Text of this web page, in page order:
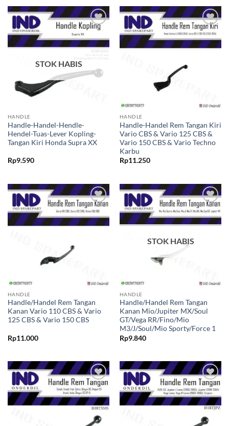
Tambahkan
ke Wishlist
STOK HABIS
HANDLE
Handle-Handel-Hendle-
Hendel-Tuas-Lever Kopling-
Tangan Kiri Honda Supra XX
Rp9.590
Tambahkan
ke Wishlist
HANDLE
Handle-Handel Rem Tangan Kiri
Vario CBS & Vario 125 CBS &
Vario 150 CBS & Vario Techno
Karbu
Rp11.250
Tambahkan
ke Wishlist
HANDLE
Handle/Handel Rem Tangan
Kanan Vario 110 CBS & Vario
125 CBS & Vario 150 CBS
Rp11.000
Tambahkan
ke Wishlist
STOK HABIS
HANDLE
Handle/Handel Rem Tangan
Kanan Mio/Jupiter MX/Soul
GT/Vega RR/Fino/Mio
M3/J/Soul/Mio Sporty/Force 1
Rp9.840
Tambahkan
ke Wishlist
Tambahkan
ke Wishlist